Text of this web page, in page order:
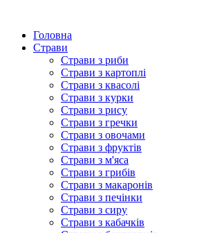
Головна
Страви
Страви з риби
Страви з картоплі
Страви з квасолі
Страви з курки
Страви з рису
Страви з гречки
Страви з овочами
Страви з фруктів
Страви з м'яса
Страви з грибів
Страви з макаронів
Страви з печінки
Страви з сиру
Страви з кабачків